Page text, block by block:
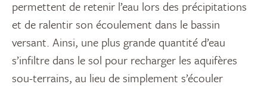
permettent de retenir l’eau lors des précipitations
et de ralentir son écoulement dans le bassin
versant. Ainsi, une plus grande quantité d’eau
s’infiltre dans le sol pour recharger les aquifères
sou-terrains, au lieu de simplement s’écouler